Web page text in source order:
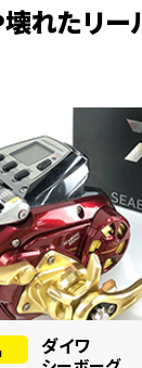
れたリー
ダイワ